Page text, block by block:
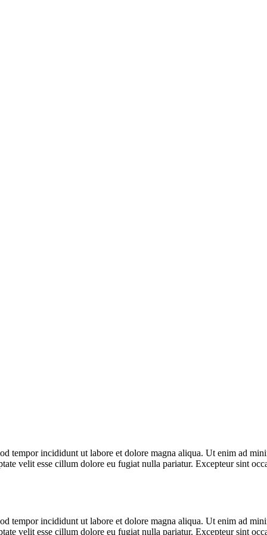
tempor incididunt ut labore et dolore magna aliqua. Ut enim ad
velit esse cillum dolore eu fugiat nulla pariatur. Excepteur sint
tempor incididunt ut labore et dolore magna aliqua. Ut enim ad
velit esse cillum dolore eu fugiat nulla pariatur. Excepteur sint